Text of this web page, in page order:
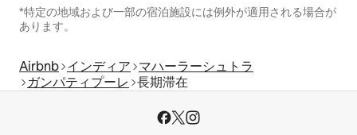
*特定の地域および一部の宿泊施設には例外が適用される場合が
あります。
Airbnb インディア マハーラーシュトラ
ガンパティプーレ 長期滞在